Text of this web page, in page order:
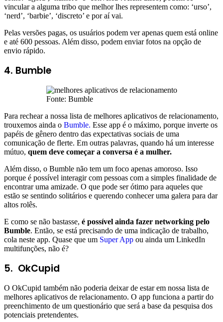
vincular a alguma tribo que melhor lhes representem como: ‘urso’,
‘nerd’, ‘barbie’, ‘discreto’ e por aí vai.
Pelas versões pagas, os usuários podem ver apenas quem está online
e até 600 pessoas. Além disso, podem enviar fotos na opção de
envio rápido.
4. Bumble
Fonte: Bumble
Para rechear a nossa lista de melhores aplicativos de relacionamento,
trouxemos ainda o Bumble. Esse app é o máximo, porque inverte os
papéis de gênero dentro das expectativas sociais de uma
comunicação de flerte. Em outras palavras, quando há um interesse
mútuo, quem deve começar a conversa é a mulher.
Além disso, o Bumble não tem um foco apenas amoroso. Isso
porque é possível interagir com pessoas com a simples finalidade de
encontrar uma amizade. O que pode ser ótimo para aqueles que
estão se sentindo solitários e querendo conhecer uma galera para dar
altos rolês.
E como se não bastasse, é possível ainda fazer networking pelo
Bumble. Então, se está precisando de uma indicação de trabalho,
cola neste app. Quase que um Super App ou ainda um LinkedIn
multifunções, não é?
5. OkCupid
O OkCupid também não poderia deixar de estar em nossa lista de
melhores aplicativos de relacionamento. O app funciona a partir do
preenchimento de um questionário que será a base da pesquisa dos
potenciais pretendentes.